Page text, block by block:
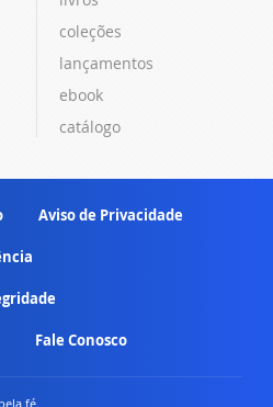
coleções
lançamentos
ebook
catálogo
Aviso de Privacidade
Fale Conosco
fé.